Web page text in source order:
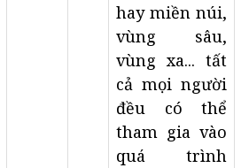
hay miền núi,
vùng sâu,
vùng xa... tất
cả mọi người
đều có thể
tham gia vào
quá trình